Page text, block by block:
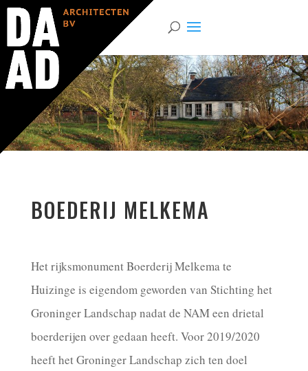
BOEDERIJ MELKEMA
Het rijksmonument Boerderij Melkema te
Huizinge is eigendom geworden van Stichting het
Groninger Landschap nadat de NAM een drietal
boerderijen over gedaan heeft. Voor 2019/2020
heeft het Groninger Landschap zich ten doel